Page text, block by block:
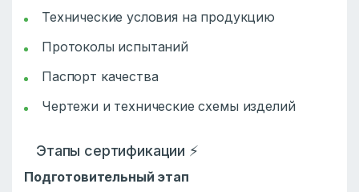
Технические условия на продукцию
Протоколы испытаний
Паспорт качества
Чертежи и технические схемы изделий
Этапы сертификации ⚡
Подготовительный этап